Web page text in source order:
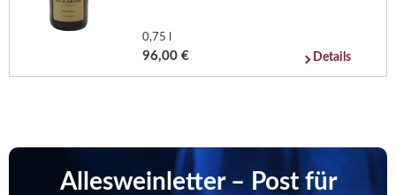
0,75 l
96,00 € Details
Allesweinletter – Post für